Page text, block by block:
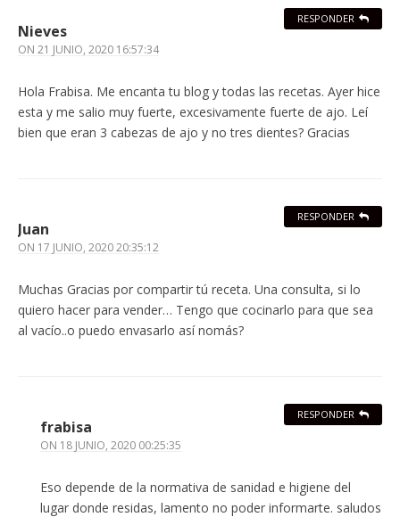
Nieves
ON 21 JUNIO, 2020 16:57:34
Hola Frabisa. Me encanta tu blog y todas las recetas. Ayer hice
esta y me salio muy fuerte, excesivamente fuerte de ajo. Leí
bien que eran 3 cabezas de ajo y no tres dientes? Gracias
RESPONDER
Juan
ON 17 JUNIO, 2020 20:35:12
Muchas Gracias por compartir tú receta. Una consulta, si lo
quiero hacer para vender… Tengo que cocinarlo para que sea
al vacío..o puedo envasarlo así nomás?
RESPONDER
frabisa
ON 18 JUNIO, 2020 00:25:35
Eso depende de la normativa de sanidad e higiene del
lugar donde residas, lamento no poder informarte. saludos
RESPONDER